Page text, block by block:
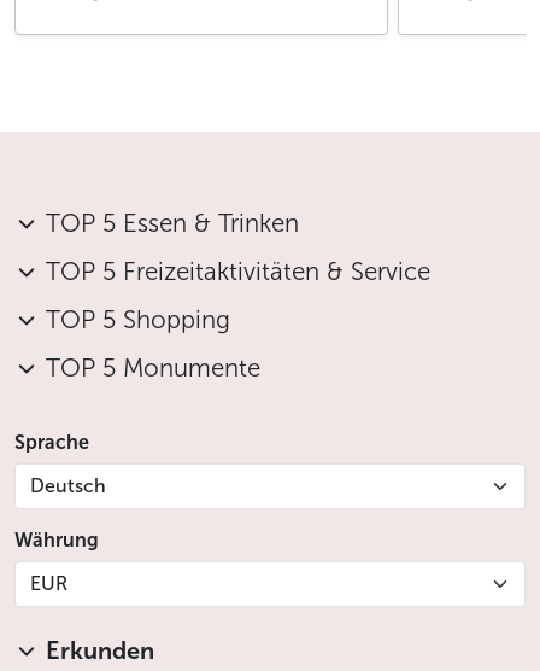
TOP 5 Essen & Trinken
TOP 5 Freizeitaktivitäten & Service
TOP 5 Shopping
TOP 5 Monumente
Sprache
Deutsch
Währung
EUR
Erkunden